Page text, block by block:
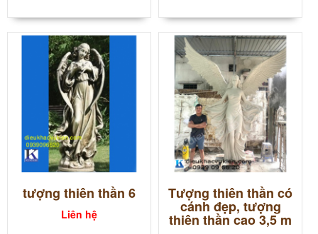
tượng thiên thần 6
Liên hệ
Tượng thiên thần có
cánh đẹp, tượng
thiên thần cao 3,5 m